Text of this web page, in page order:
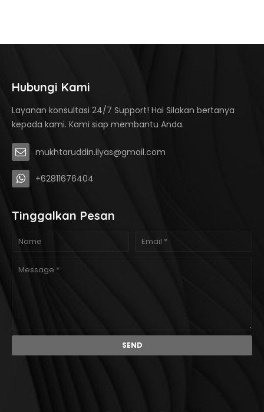
Hubungi Kami
Layanan konsultasi 24/7 Support! Hai Silakan bertanya
kepada kami. Kami siap membantu Anda.
mukhtaruddin.ilyas@gmail.com
+62811676404
Tinggalkan Pesan